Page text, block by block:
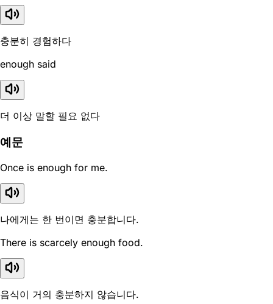
충분히 경험하다
enough said
더 이상 말할 필요 없다
예문
Once is enough for me.
나에게는 한 번이면 충분합니다.
There is scarcely enough food.
음식이 거의 충분하지 않습니다.